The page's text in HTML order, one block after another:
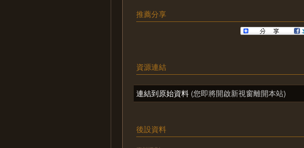
推薦分享
資源連結
連結到原始資料 (您即將開啟新視窗離開本站)
後設資料